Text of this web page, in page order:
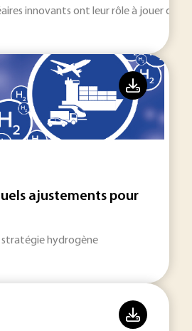
innovants ont leur rôle à jouer
ajustements pour
stratégie hydrogène